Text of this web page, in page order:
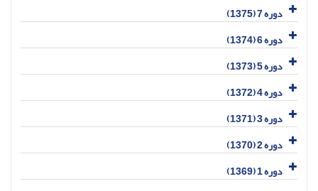
دوره 7 (1375)
دوره 6 (1374)
دوره 5 (1373)
دوره 4 (1372)
دوره 3 (1371)
دوره 2 (1370)
دوره 1 (1369)